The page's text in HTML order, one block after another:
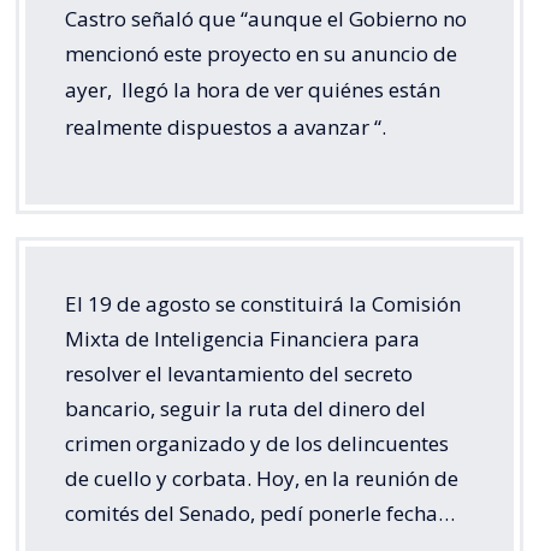
Castro señaló que “aunque el Gobierno no
mencionó este proyecto en su anuncio de
ayer, llegó la hora de ver quiénes están
realmente dispuestos a avanzar“.
El 19 de agosto se constituirá la Comisión
Mixta de Inteligencia Financiera para
resolver el levantamiento del secreto
bancario, seguir la ruta del dinero del
crimen organizado y de los delincuentes
de cuello y corbata. Hoy, en la reunión de
comités del Senado, pedí ponerle fecha…